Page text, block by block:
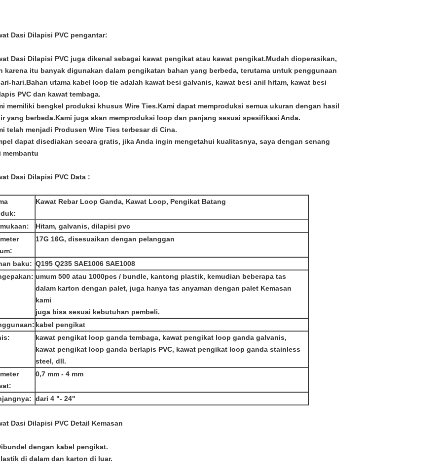
Dasi Dilapisi PVC pengantar:
Dasi Dilapisi PVC juga dikenal sebagai kawat pengikat atau kawat pengikat.Mudah dioperasikan,
karena itu banyak digunakan dalam pengikatan bahan yang berbeda, terutama untuk penggunaan
hari.Bahan utama kabel loop tie adalah kawat besi galvanis, kawat besi anil hitam, kawat besi
PVC dan kawat tembaga.
memiliki bengkel produksi khusus Wire Ties.Kami dapat memproduksi semua ukuran dengan hasil
yang berbeda.Kami juga akan memproduksi loop dan panjang sesuai spesifikasi Anda.
telah menjadi Produsen Wire Ties terbesar di Cina.
dapat disediakan secara gratis, jika Anda ingin mengetahui kualitasnya, saya dengan senang
membantu
Dasi Dilapisi PVC Data :
Kawat Rebar Loop Ganda, Kawat Loop, Pengikat Batang
Hitam, galvanis, dilapisi pvc
17G 16G, disesuaikan dengan pelanggan
baku: Q195 Q235 SAE1006 SAE1008
umum 500 atau 1000pcs / bundle, kantong plastik, kemudian beberapa tas
dalam karton dengan palet, juga hanya tas anyaman dengan palet Kemasan
kami
juga bisa sesuai kebutuhan pembeli.
kabel pengikat
kawat pengikat loop ganda tembaga, kawat pengikat loop ganda galvanis,
kawat pengikat loop ganda berlapis PVC, kawat pengikat loop ganda stainless
steel, dll.
0,7 mm - 4 mm
dari 4 "- 24"
Dasi Dilapisi PVC Detail Kemasan
dengan kabel pengikat.
di dalam dan karton di luar.